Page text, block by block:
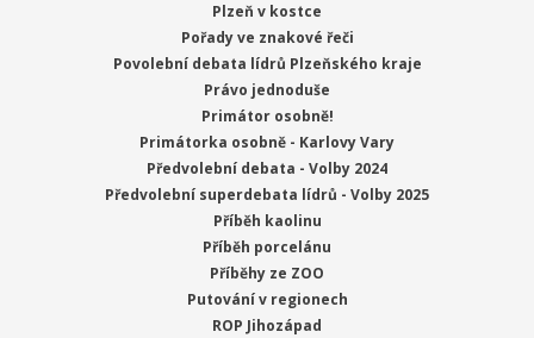
Plzeň v kostce
Pořady ve znakové řeči
Povolební debata lídrů Plzeňského kraje
Právo jednoduše
Primátor osobně!
Primátorka osobně - Karlovy Vary
Předvolební debata - Volby 2024
Předvolební superdebata lídrů - Volby 2025
Příběh kaolinu
Příběh porcelánu
Příběhy ze ZOO
Putování v regionech
ROP Jihozápad